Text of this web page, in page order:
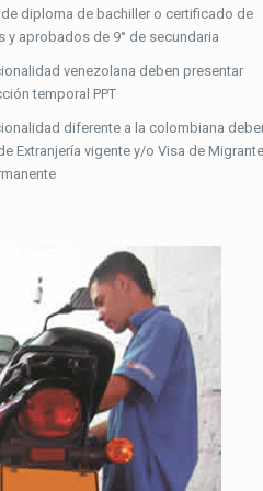
diploma de bachiller o certificado de
y aprobados de 9° de secundaria
venezolana deben presentar
temporal PPT
diferente a la colombiana
Extranjería vigente y/o Visa de